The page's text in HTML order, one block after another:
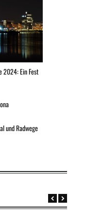
2024: Ein Fest
und Radwege